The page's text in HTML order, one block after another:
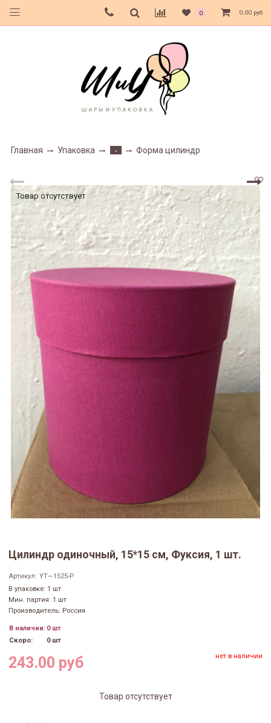
0 0.00 руб
Главная Упаковка - Форма цилиндр
Товар отсутствует
Цилиндр одиночный, 15*15 см, Фуксия, 1 шт.
Артикул: УТ—1525-Р
В упаковке: 1 шт.
Мин. партия: 1 шт
Производитель: Россия
В наличии: 0 шт
Скоро:
0 шт
243.00 руб нет в наличии
Товар отсутствует